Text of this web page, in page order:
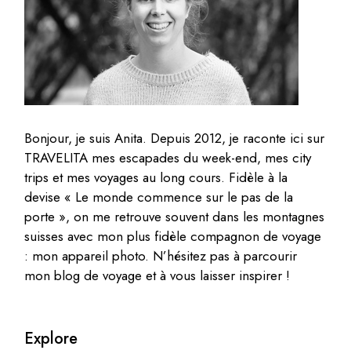
Bonjour, je suis Anita. Depuis 2012, je raconte ici sur
TRAVELITA mes escapades du week-end, mes city
trips et mes voyages au long cours. Fidèle à la
devise « Le monde commence sur le pas de la
porte », on me retrouve souvent dans les montagnes
suisses avec mon plus fidèle compagnon de voyage
: mon appareil photo. N’hésitez pas à parcourir
mon blog de voyage et à vous laisser inspirer !
Explore